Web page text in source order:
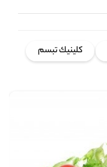
كلينيك تبسم